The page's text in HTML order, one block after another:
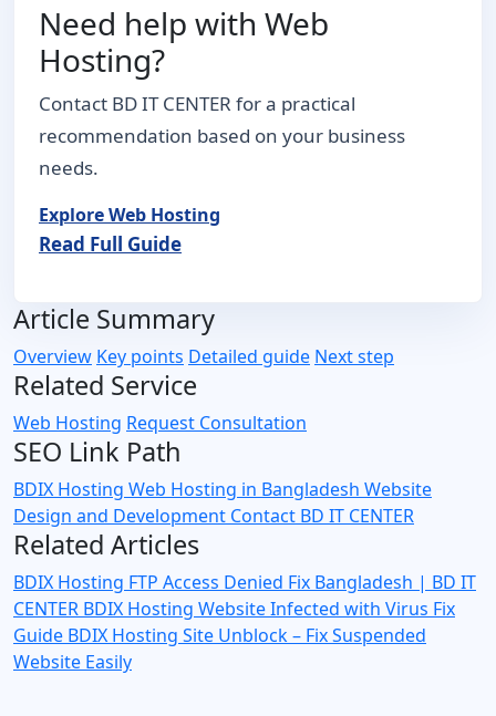
Need help with Web
Hosting?
Contact BD IT CENTER for a practical
recommendation based on your business
needs.
Explore Web Hosting
Read Full Guide
Article Summary
Overview Key points Detailed guide Next step
Related Service
Web Hosting Request Consultation
SEO Link Path
BDIX Hosting Web Hosting in Bangladesh Website
Design and Development Contact BD IT CENTER
Related Articles
BDIX Hosting FTP Access Denied Fix Bangladesh | BD IT
CENTER BDIX Hosting Website Infected with Virus Fix
Guide BDIX Hosting Site Unblock – Fix Suspended
Website Easily